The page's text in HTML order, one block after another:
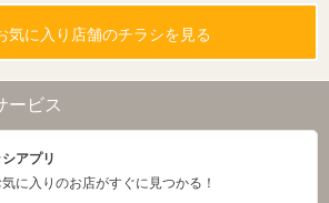
気に入り店舗のチラシを見る
ービス
アプリ
に入りのお店がすぐに見つかる！